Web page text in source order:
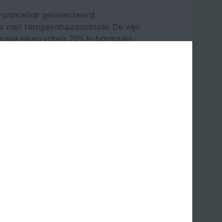
geselecteerd.
met temperatuurcontrole. De wijn
eiken vaten,20% in barriques
hint van truffel. Uiterst
tannines, zilte, frisse mineraliteit
touch van hout en kruiden. Een
Canard, tagliatelle met